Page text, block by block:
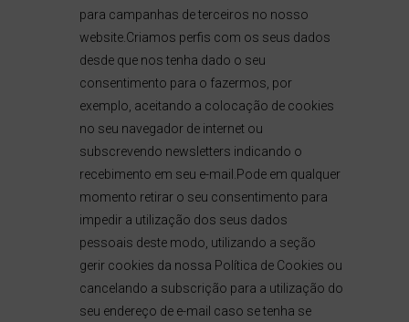
para campanhas de terceiros no nosso
website.Criamos perfis com os seus dados
desde que nos tenha dado o seu
consentimento para o fazermos, por
exemplo, aceitando a colocação de cookies
no seu navegador de internet ou
subscrevendo newsletters indicando o
recebimento em seu e-mail.Pode em qualquer
momento retirar o seu consentimento para
impedir a utilização dos seus dados
pessoais deste modo, utilizando a seção
gerir cookies da nossa Política de Cookies ou
cancelando a subscrição para a utilização do
seu endereço de e-mail caso se tenha se